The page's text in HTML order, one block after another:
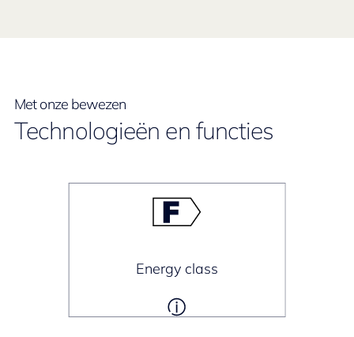
Met onze bewezen
Technologieën en functies
Energy class